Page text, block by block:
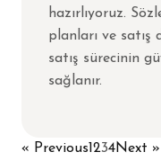
hazırlıyoruz.
planları ve satış
satış sürecinin
sağlanır.
« Previous1234Next »